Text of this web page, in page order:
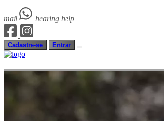
mail hearing help
Cadastre-se Entrar